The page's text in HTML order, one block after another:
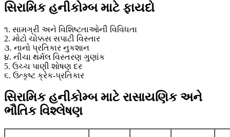
સિરામિક હનીકોમ્બ માટે ફાયદો
૧. સામગ્રી અને વિશિષ્ટતાઓની વિવિધતા
2. મોટો ચોક્કસ સપાટી વિસ્તાર
૩. નાનો પ્રતિકાર નુકશાન
૪. નીચા થર્મલ વિસ્તરણ ગુણાંક
5. ઉચ્ચ પાણી શોષણ દર
૬. ઉત્કૃષ્ટ ક્રેક-પ્રતિકાર
સિરામિક હનીકોમ્બ માટે રાસાયણિક અને
ભૌતિક વિશ્લેષણ